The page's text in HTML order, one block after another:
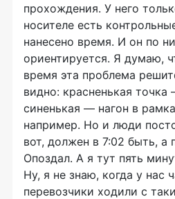
прохождения. У него
носителе есть
нанесено время. И он по
ориентируется. Я думаю,
время эта проблема
видно: красненькая
синенькая — нагон в
например. Но и люди
вот, должен в 7:02 быть, а
Опоздал. А я тут пять
Ну, я не знаю, когда у нас
перевозчики ходили с